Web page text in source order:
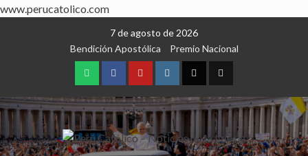
www.perucatolico.com
7 de agosto de 2026
Bendición Apostólica
Premio Nacional
WhatsAppFacebookYoutubeInstagram
X TikTok